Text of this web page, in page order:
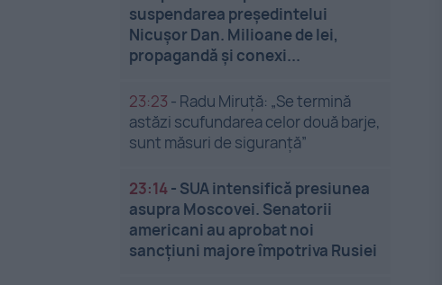
suspendarea președintelui
Nicușor Dan. Milioane de lei,
propagandă și conexi...
23:23 - Radu Miruță: „Se termină
astăzi scufundarea celor două barje,
sunt măsuri de siguranţă”
23:14- SUA intensifică presiunea
asupra Moscovei. Senatorii
americani au aprobat noi
sancțiuni majore împotriva Rusiei